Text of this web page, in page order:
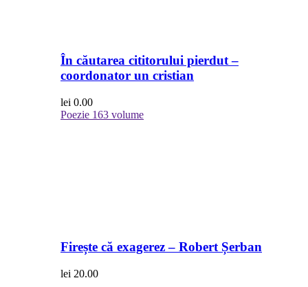
În căutarea cititorului pierdut –
coordonator un cristian
lei 0.00
Poezie 163 volume
Firește că exagerez – Robert Șerban
lei 20.00